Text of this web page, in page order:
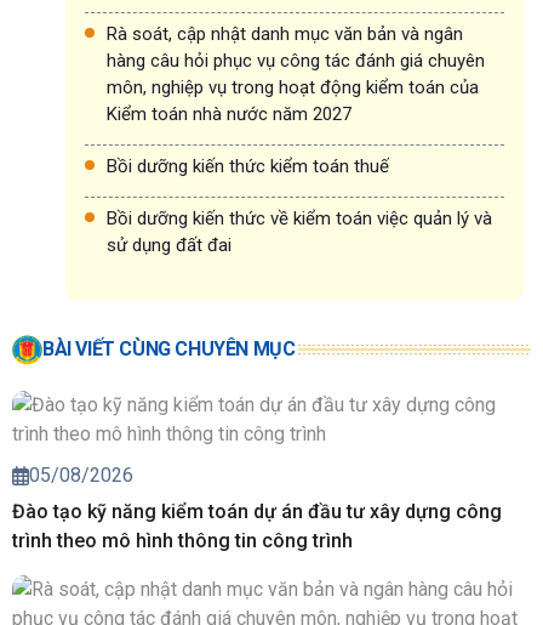
Rà soát, cập nhật danh mục văn bản và ngân
hàng câu hỏi phục vụ công tác đánh giá chuyên
môn, nghiệp vụ trong hoạt động kiểm toán của
Kiểm toán nhà nước năm 2027
Bồi dưỡng kiến thức kiểm toán thuế
Bồi dưỡng kiến thức về kiểm toán việc quản lý và
sử dụng đất đai
BÀI VIẾT CÙNG CHUYÊN MỤC
05/08/2026
Đào tạo kỹ năng kiểm toán dự án đầu tư xây dựng công
trình theo mô hình thông tin công trình